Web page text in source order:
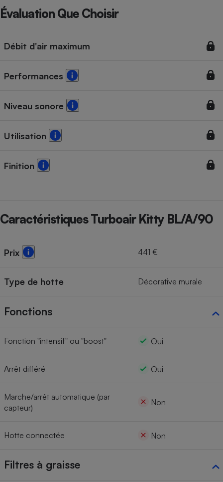
Évaluation Que Choisir
Débit d'air maximum
Performances
Niveau sonore
Utilisation
Finition
Caractéristiques Turboair Kitty BL/A/90
Prix 441 €
Type de hotte Décorative murale
Fonctions
Fonction "intensif" ou "boost" Oui
Arrêt différé Oui
Marche/arrêt automatique (par
capteur)
Non
Hotte connectée Non
Filtres à graisse